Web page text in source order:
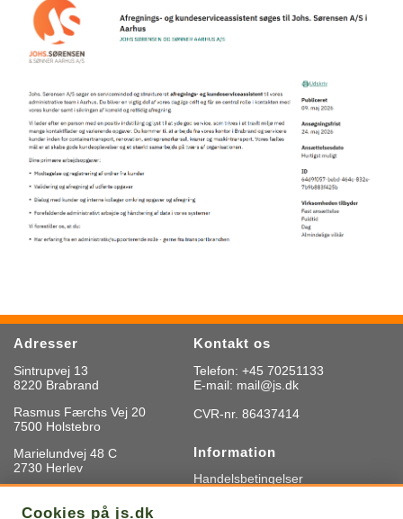
Cookies på js.dk
Adresser
Sintrupvej 13
8220 Brabrand
Rasmus Færchs Vej 20
7500 Holstebro
Marielundvej 48 C
2730 Herlev
Kontakt os
Telefon: +45 70251133
E-mail: mail@js.dk
CVR-nr. 86437414
Information
Handelsbetingelser